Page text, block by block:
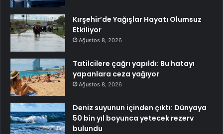
Kırşehir’de Yağışlar Hayatı Olumsuz
Etkiliyor
Ağustos 8, 2026
Tatilcilere çağrı yapıldı: Bu hatayı
yapanlara ceza yağıyor
Ağustos 8, 2026
Deniz suyunun içinden çıktı: Dünyaya
50 bin yıl boyunca yetecek rezerv
bulundu